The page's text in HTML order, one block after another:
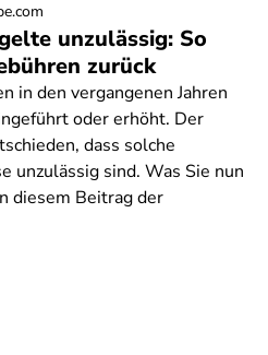
unzulässig: So
zurück
in den vergangenen Jahren
oder erhöht. Der
dass solche
unzulässig sind. Was Sie nun
diesem Beitrag der